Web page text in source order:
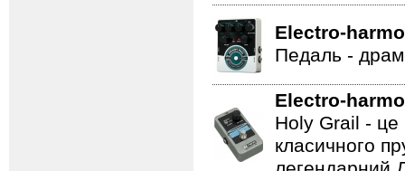
Electro-
Педаль -
Electro-
Holy Grail - це
класичного